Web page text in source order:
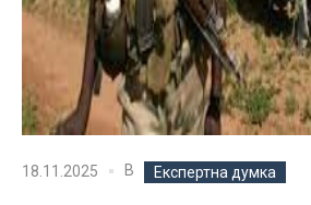
18.11.2025 В Експертна думка